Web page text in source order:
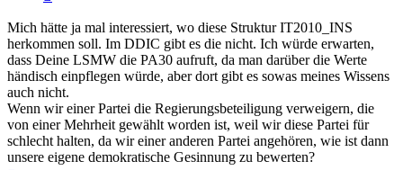
Mich hätte ja mal interessiert, wo diese Struktur IT2010_INS
herkommen soll. Im DDIC gibt es die nicht. Ich würde erwarten,
dass Deine LSMW die PA30 aufruft, da man darüber die Werte
händisch einpflegen würde, aber dort gibt es sowas meines Wissens
auch nicht.
Wenn wir einer Partei die Regierungsbeteiligung verweigern, die
von einer Mehrheit gewählt worden ist, weil wir diese Partei für
schlecht halten, da wir einer anderen Partei angehören, wie ist dann
unsere eigene demokratische Gesinnung zu bewerten?